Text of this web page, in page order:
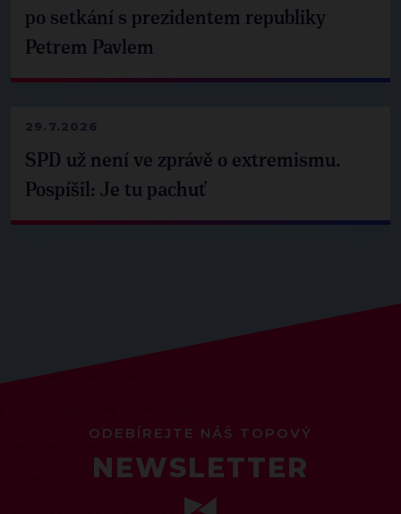
po setkání s prezidentem republiky
Petrem Pavlem
29.7.2026
SPD už není ve zprávě o extremismu.
Pospíšil: Je tu pachuť
ODEBÍREJTE NÁŠ TOPOVÝ
NEWSLETTER